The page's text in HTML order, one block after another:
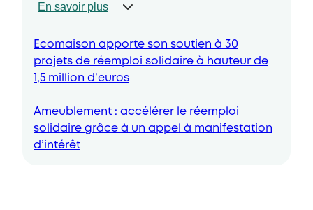
En savoir plus
Ecomaison apporte son soutien à 30
projets de réemploi solidaire à hauteur de
1,5 million d’euros
Ameublement : accélérer le réemploi
solidaire grâce à un appel à manifestation
d’intérêt